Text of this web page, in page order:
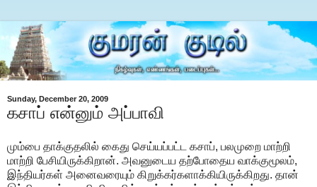
Sunday, December 20, 2009
கசாப் என்னும் அப்பாவி
மும்பை தாக்குதலில் கைது செய்யப்பட்ட கசாப், பலமுறை மாற்றி
மாற்றி பேசியிருக்கிறான். அவனுடைய தற்போதைய வாக்குமூலம்,
இந்தியர்கள் அனைவரையும் கிறுக்கர்களாக்கியிருக்கிறது. தான்